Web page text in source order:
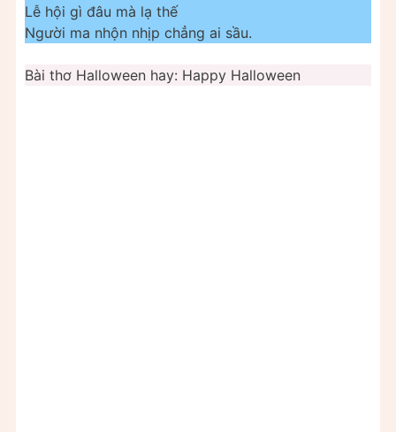
Lễ hội gì đâu mà lạ thế
Người ma nhộn nhịp chẳng ai sầu.
Bài thơ Halloween hay: Happy Halloween